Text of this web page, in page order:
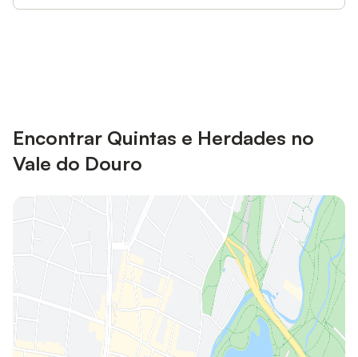
Encontrar Quintas e Herdades no
Vale do Douro